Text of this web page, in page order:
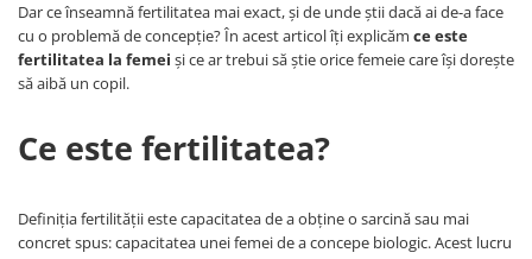
Puericultura mare
Somnul bebelusului
Tarcuri copii / bebelusi
Ingrijire bebe si mama
Dar ce înseamnă fertilitatea mai exact, și de unde știi dacă ai de-a face
cu o problemă de concepție? În acest articol îți explicăm ce este
fertilitatea la femei și ce ar trebui să știe orice femeie care își dorește
să aibă un copil.
Ce este fertilitatea?
Definiția fertilității este capacitatea de a obține o sarcină sau mai
concret spus: capacitatea unei femei de a concepe biologic. Acest lucru